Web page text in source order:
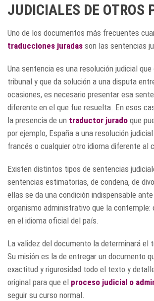
JUDICIALES DE OTROS
Uno de los documentos más frecuentes
traducciones juradas son las sentencias
Una sentencia es una resolución judicial
tribunal y que da solución a una disputa
ocasiones, es necesario presentar esa
diferente en el que fue resuelta. En esos
la presencia de un traductor jurado que
por ejemplo, España a una resolución
francés o cualquier otro idioma diferente al
Existen distintos tipos de sentencias
sentencias estimatorias, de condena, de
ellas se da una condición indispensable
organismo administrativo que la
en el idioma oficial del país.
La validez del documento la determinará el
Su misión es la de entregar un documento
exactitud y rigurosidad todo el texto y
original para que el proceso judicial o
seguir su curso normal.